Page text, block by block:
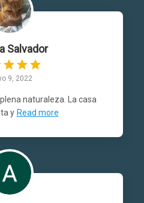
Salvador
9, 2022
naturaleza. La casa
y Read more